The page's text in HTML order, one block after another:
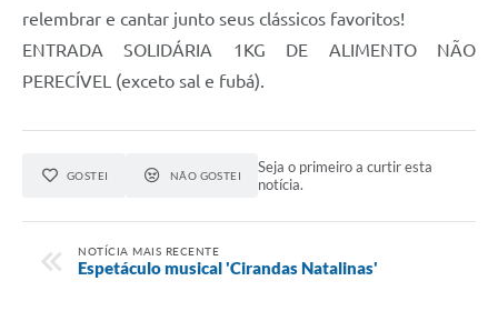
relembrar e cantar junto seus clássicos favoritos!
ENTRADA SOLIDÁRIA 1KG DE ALIMENTO NÃO
PERECÍVEL (exceto sal e fubá).
GOSTEI NÃO GOSTEI
Seja o primeiro a curtir esta
notícia.
NOTÍCIA MAIS RECENTE
Espetáculo musical 'Cirandas Natalinas'